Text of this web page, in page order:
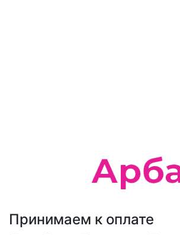
Принимаем к оплате